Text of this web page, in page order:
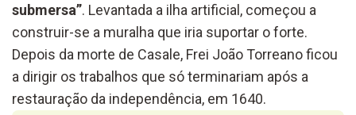
submersa”. Levantada a ilha artificial, começou a
construir-se a muralha que iria suportar o forte.
Depois da morte de Casale, Frei João Torreano ficou
a dirigir os trabalhos que só terminariam após a
restauração da independência, em 1640.